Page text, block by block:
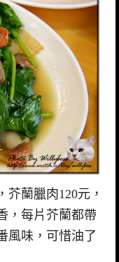
蘭臘肉120元，
，每片芥蘭都帶
風味，可惜油了